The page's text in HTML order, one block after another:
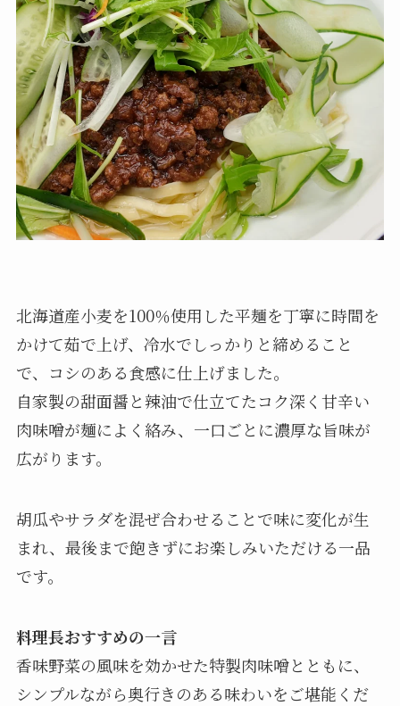
北海道産小麦を100％使用した平麺を丁寧に時間を
かけて茹で上げ、冷水でしっかりと締めること
で、コシのある食感に仕上げました。
自家製の甜面醤と辣油で仕立てたコク深く甘辛い
肉味噌が麺によく絡み、一口ごとに濃厚な旨味が
広がります。
胡瓜やサラダを混ぜ合わせることで味に変化が生
まれ、最後まで飽きずにお楽しみいただける一品
です。
料理長おすすめの一言
香味野菜の風味を効かせた特製肉味噌とともに、
シンプルながら奥行きのある味わいをご堪能くだ